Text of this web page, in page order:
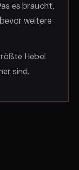
es braucht,
weitere
Hebel
sind.